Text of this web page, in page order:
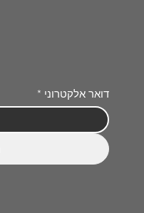
דואר אלקטרוני *